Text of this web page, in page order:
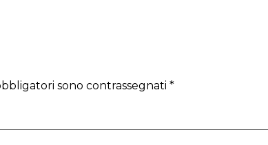
sono contrassegnati *